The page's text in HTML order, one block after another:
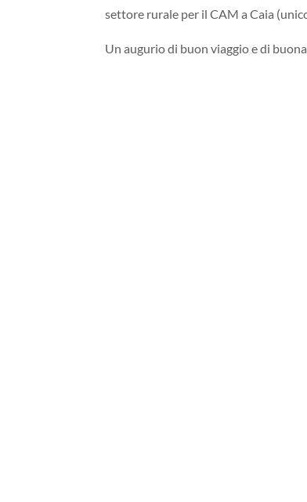
settore rurale per il CAM a Caia
Un augurio di buon viaggio e di